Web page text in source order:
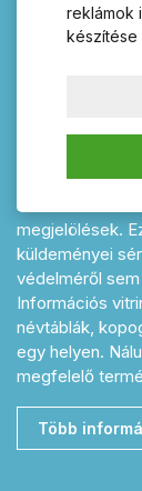
Kínálatunkban
műanyag
hiányozhat
minden
otthonához.
stílusban és
megjelölések.
küldeményei
védelméről
Információs
névtáblák,
egy helyen.
megfelelő
Több
reklámok
készítése